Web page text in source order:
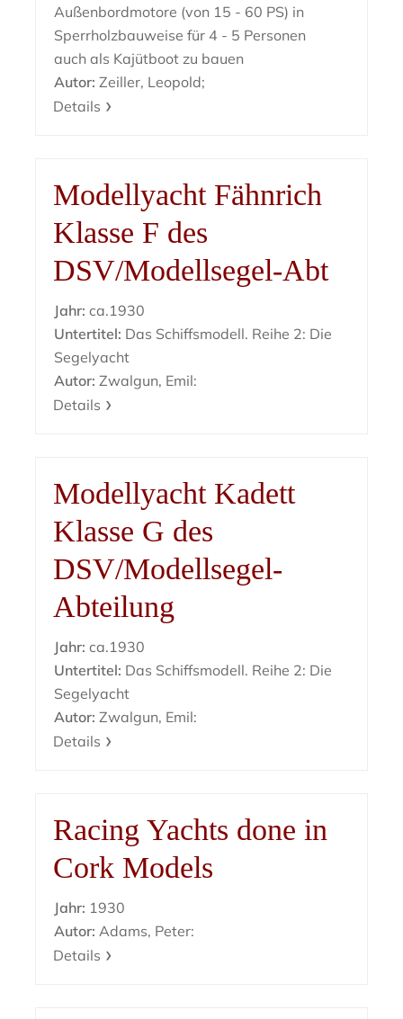
Außenbordmotore (von 15 - 60 PS) in
Sperrholzbauweise für 4 - 5 Personen
auch als Kajütboot zu bauen
Autor: Zeiller, Leopold;
Details
Modellyacht Fähnrich
Klasse F des
DSV/Modellsegel-Abt
Jahr: ca.1930
Untertitel: Das Schiffsmodell. Reihe 2: Die
Segelyacht
Autor: Zwalgun, Emil:
Details
Modellyacht Kadett
Klasse G des
DSV/Modellsegel-
Abteilung
Jahr: ca.1930
Untertitel: Das Schiffsmodell. Reihe 2: Die
Segelyacht
Autor: Zwalgun, Emil:
Details
Racing Yachts done in
Cork Models
Jahr: 1930
Autor: Adams, Peter:
Details